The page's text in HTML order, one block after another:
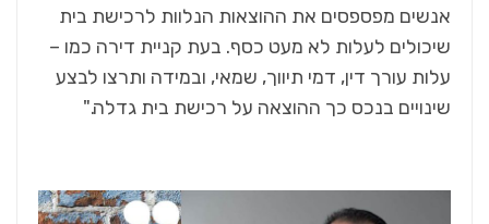
אנשים מפספסים את ההוצאות הנלוות לרכישת בית
שיכולים לעלות לא מעט כסף. בעת קניית דירה כמו –
עלות עורך דין, דמי תיווך, שמאי, ובמידה ותרצו לבצע
שינויים בנכס כך ההוצאה על רכישת בית גדלה."